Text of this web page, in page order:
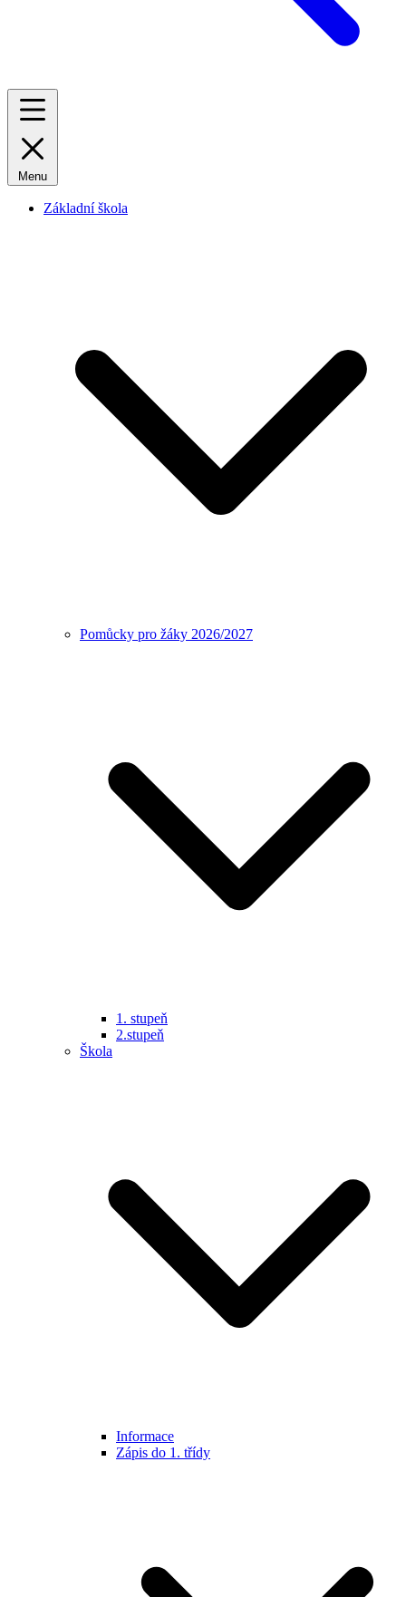
Menu
Základní škola
Pomůcky pro žáky 2026/2027
1. stupeň
2.stupeň
Škola
Informace
Zápis do 1. třídy